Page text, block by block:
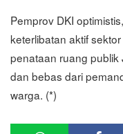
Pemprov DKI
keterlibatan aktif
penataan ruang publik
dan bebas dari
warga. (*)